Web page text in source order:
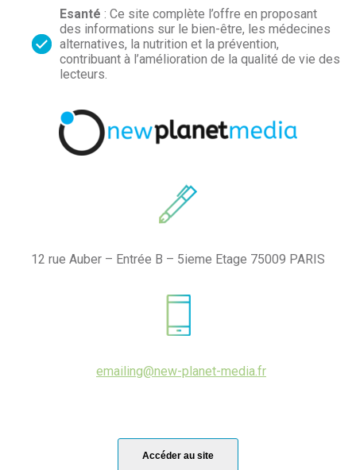
Esanté : Ce site complète l’offre en proposant
des informations sur le bien-être, les médecines
alternatives, la nutrition et la prévention,
contribuant à l’amélioration de la qualité de vie des
lecteurs.
12 rue Auber – Entrée B – 5ieme Etage 75009 PARIS
emailing@new-planet-media.fr
Accéder au site